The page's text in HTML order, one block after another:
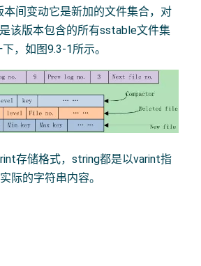
本间变动它是新加的文件集合，对
该版本包含的所有sstable文件集
，如图9.3-1所示。
存储格式，string都是以varint指
际的字符串内容。